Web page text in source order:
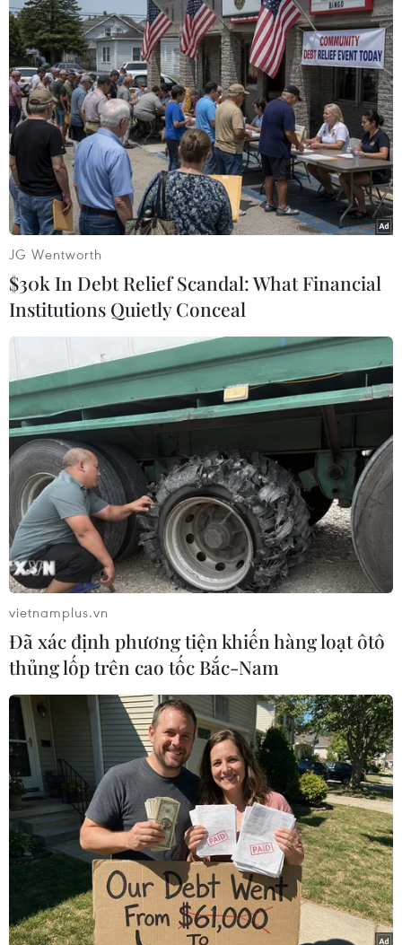
Nga cáo buộc máy bay ném bom của Mỹ
gây leo thang căng thẳng
21/03/2019 12:53
Điện Kremlin cũng cho biết đã triển khai các máy bay
chiến đấu để chặn một chiếc máy bay ném bom chiến
lược B-52 của Mỹ sau khi máy bay này bắt đầu hướng
về phía biên giới Nga.
Máy bay không người lái của Mỹ trinh sát
gần biên giới Nga
12/04/2019 14:40
Một máy bay không người lái (UAV) chiến lược RQ-4B-
40 Global Hawk của Không quân Mỹ đã thực hiện
chuyến bay do thám gần biên giới tỉnh Kaliningrad ở
phía Tây nước Nga.
JG Wentworth
$30k In Debt Relief Scandal: What Financial
Institutions Quietly Conceal
vietnamplus.vn
Đã xác định phương tiện khiến hàng loạt ôtô
thủng lốp trên cao tốc Bắc-Nam